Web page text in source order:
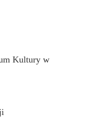
Kultury w